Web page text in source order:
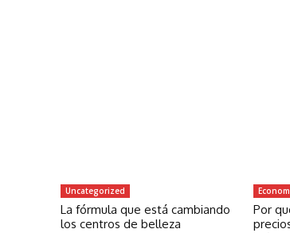
Uncategorized
La fórmula que está cambiando
los centros de belleza
Por